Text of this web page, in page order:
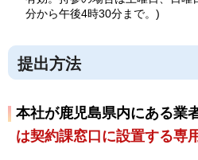
分から午後4時30分まで。)
提出方法
本社が鹿児島県内にある業
は契約課窓口に設置する専